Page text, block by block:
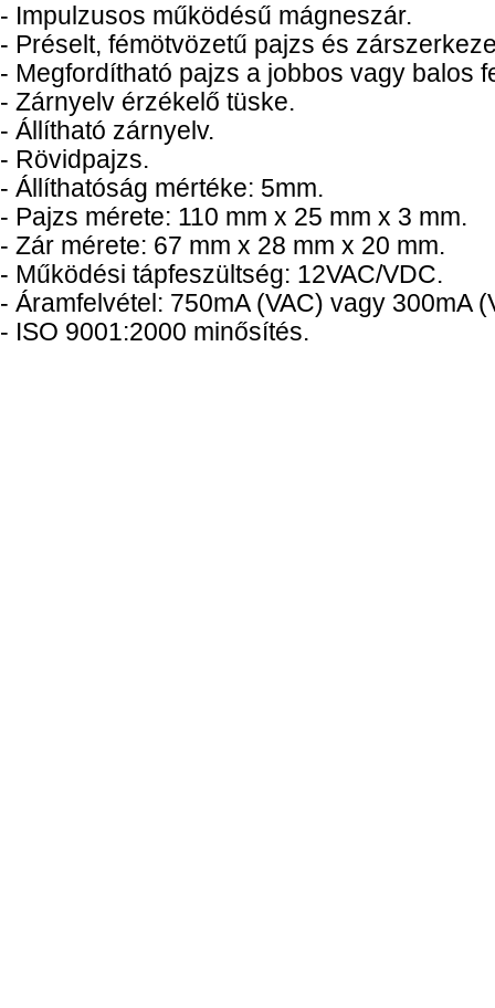
- Impulzusos működésű mágneszár.
- Préselt, fémötvözetű pajzs és
- Megfordítható pajzs a jobbos vagy balos
- Zárnyelv érzékelő tüske.
- Állítható zárnyelv.
- Rövidpajzs.
- Állíthatóság mértéke: 5mm.
- Pajzs mérete: 110 mm x 25 mm x 3 mm.
- Zár mérete: 67 mm x 28 mm x 20 mm.
- Működési tápfeszültség: 12VAC/VDC.
- Áramfelvétel: 750mA (VAC) vagy 300mA
- ISO 9001:2000 minősítés.